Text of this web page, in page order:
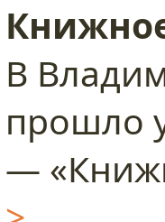
В
прошло
—